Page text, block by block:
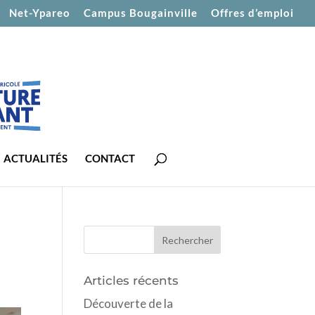
Net-Ypareo Campus Bougainville Offres d’emploi
ACTUALITÉS CONTACT
Articles récents
Découverte de la